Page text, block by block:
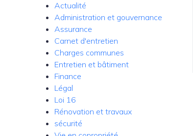
Actualité
Administration et gouvernance
Assurance
Carnet d'entretien
Charges communes
Entretien et bâtiment
Finance
Légal
Loi 16
Rénovation et travaux
sécurité